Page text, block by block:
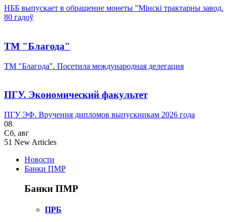
НББ выпускает в обращение монеты ”Мінскі трактарны завод.
80 гадоў
ТМ "Благода"
ТМ "Благода". Посетила международная делегация
ПГУ. Экономический факультет
ПГУ ЭФ. Вручения дипломов выпускникам 2026 года
08
Сб, авг
51 New Articles
Новости
Банки ПМР
Банки ПМР
ПРБ